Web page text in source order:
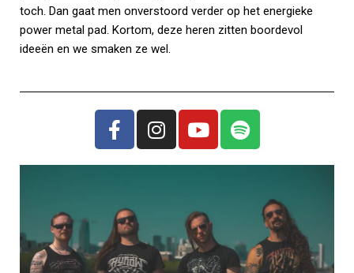
toch. Dan gaat men onverstoord verder op het energieke
power metal pad. Kortom, deze heren zitten boordevol
ideeën en we smaken ze wel.